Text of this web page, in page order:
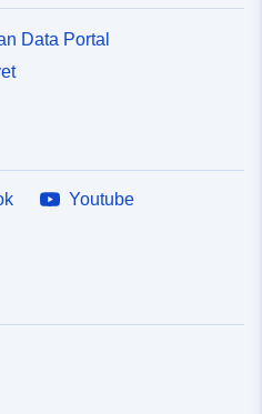
Data Portal
Youtube